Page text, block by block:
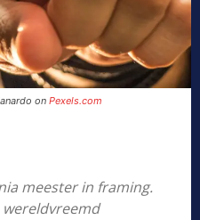
on Pexels.com
meester in framing.